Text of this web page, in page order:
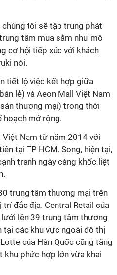
tôi sẽ tập trung phát
tâm mua sắm như mô
cơ hội tiếp xúc với khách
nói.
tiết lộ việc kết hợp giữa
lẻ) và Aeon Mall Việt Nam
thương mại) trong thời
hoạch mở rộng.
Nam từ năm 2014 với
tại TP HCM. Song, hiện tại,
tranh ngày càng khốc liệt
trung tâm thương mại trên
trí đắc địa. Central Retail của
lên 39 trung tâm thương
tại các khu vực ngoài đô thị
của Hàn Quốc cũng tăng
khu phức hợp lớn vừa khai